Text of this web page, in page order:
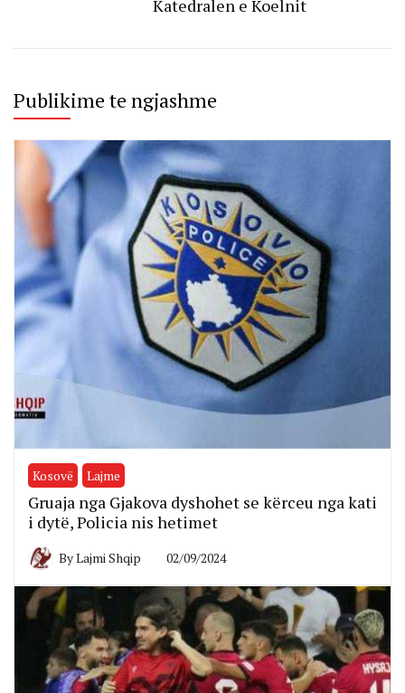
Katedralen e Koelnit
Publikime te ngjashme
Kosovë Lajme
Gruaja nga Gjakova dyshohet se kërceu nga kati
i dytë, Policia nis hetimet
ByLajmi Shqip 02/09/2024